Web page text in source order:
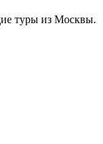
туры из Москвы.